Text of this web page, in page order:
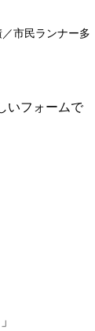
市民ランナー多
いフォームで